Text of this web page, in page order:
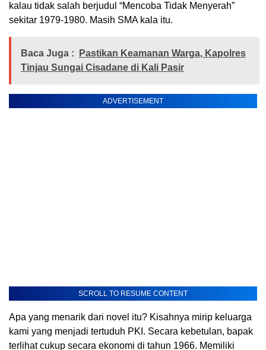
kalau tidak salah berjudul “Mencoba Tidak Menyerah”
sekitar 1979-1980. Masih SMA kala itu.
Baca Juga :
Pastikan Keamanan Warga, Kapolres
Tinjau Sungai Cisadane di Kali Pasir
ADVERTISEMENT
SCROLL TO RESUME CONTENT
Apa yang menarik dari novel itu? Kisahnya mirip keluarga
kami yang menjadi tertuduh PKI. Secara kebetulan, bapak
terlihat cukup secara ekonomi di tahun 1966. Memiliki